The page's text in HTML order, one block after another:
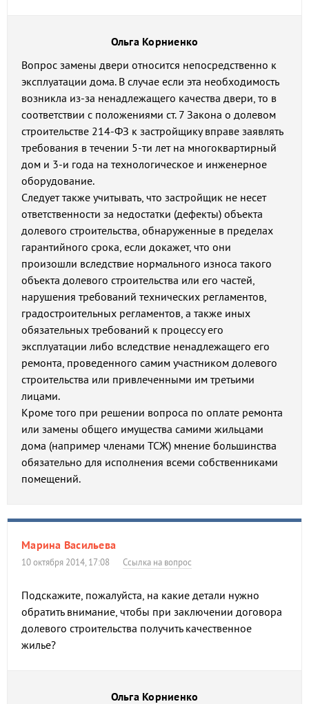
Ольга Корниенко
Вопрос замены двери относится непосредственно к
эксплуатации дома. В случае если эта необходимость
возникла из-за ненадлежащего качества двери, то в
соответствии с положениями ст. 7 Закона о долевом
строительстве 214-ФЗ к застройщику вправе заявлять
требования в течении 5-ти лет на многоквартирный
дом и 3-и года на технологическое и инженерное
оборудование.
Следует также учитывать, что застройщик не несет
ответственности за недостатки (дефекты) объекта
долевого строительства, обнаруженные в пределах
гарантийного срока, если докажет, что они
произошли вследствие нормального износа такого
объекта долевого строительства или его частей,
нарушения требований технических регламентов,
градостроительных регламентов, а также иных
обязательных требований к процессу его
эксплуатации либо вследствие ненадлежащего его
ремонта, проведенного самим участником долевого
строительства или привлеченными им третьими
лицами.
Кроме того при решении вопроса по оплате ремонта
или замены общего имущества самими жильцами
дома (например членами ТСЖ) мнение большинства
обязательно для исполнения всеми собственниками
помещений.
Марина Васильева
10 октября 2014, 17:08 Ссылка на вопрос
Подскажите, пожалуйста, на какие детали нужно
обратить внимание, чтобы при заключении договора
долевого строительства получить качественное
жилье?
Ольга Корниенко